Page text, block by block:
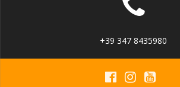
+39 347 8435980